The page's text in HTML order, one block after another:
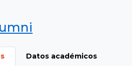
Datos académicos